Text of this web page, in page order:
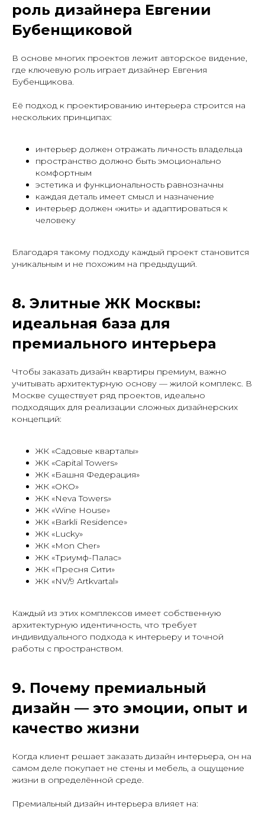
роль дизайнера Евгении
Бубенщиковой
В основе многих проектов лежит авторское видение,
где ключевую роль играет дизайнер Евгения
Бубенщикова.
Её подход к проектированию интерьера строится на
нескольких принципах:
интерьер должен отражать личность владельца
пространство должно быть эмоционально
комфортным
эстетика и функциональность равнозначны
каждая деталь имеет смысл и назначение
интерьер должен «жить» и адаптироваться к
человеку
Благодаря такому подходу каждый проект становится
уникальным и не похожим на предыдущий.
8. Элитные ЖК Москвы:
идеальная база для
премиального интерьера
Чтобы заказать дизайн квартиры премиум, важно
учитывать архитектурную основу — жилой комплекс. В
Москве существует ряд проектов, идеально
подходящих для реализации сложных дизайнерских
концепций:
ЖК «Садовые кварталы»
ЖК «Capital Towers»
ЖК «Башня Федерация»
ЖК «ОКО»
ЖК «Neva Towers»
ЖК «Wine House»
ЖК «Barkli Residence»
ЖК «Lucky»
ЖК «Mon Cher»
ЖК «Триумф-Палас»
ЖК «Пресня Сити»
ЖК «NV/9 Artkvartal»
Каждый из этих комплексов имеет собственную
архитектурную идентичность, что требует
индивидуального подхода к интерьеру и точной
работы с пространством.
9. Почему премиальный
дизайн — это эмоции, опыт и
качество жизни
Когда клиент решает заказать дизайн интерьера, он на
самом деле покупает не стены и мебель, а ощущение
жизни в определённой среде.
Премиальный дизайн интерьера влияет на: